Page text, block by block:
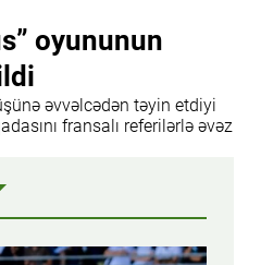
oyununun
əvvəlcədən təyin etdiyi
fransalı referilərlə əvəz